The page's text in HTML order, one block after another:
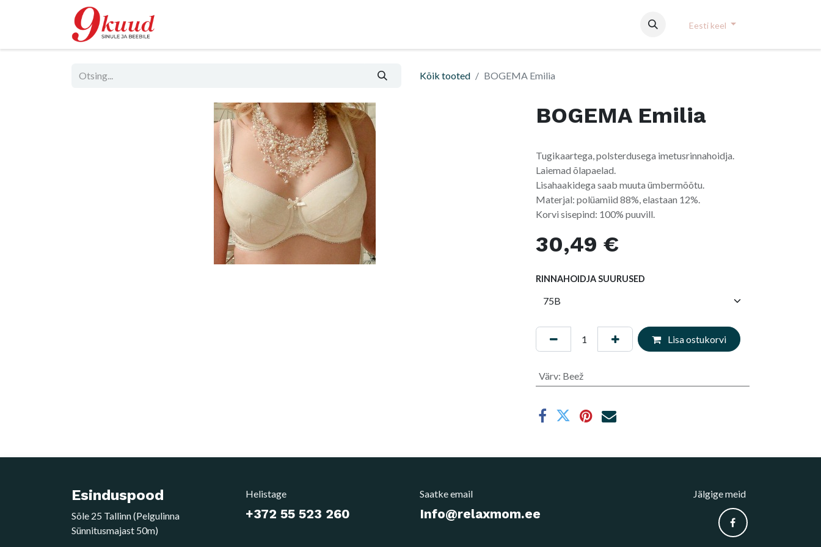
Eesti keel
Kõik tooted BOGEMA Emilia
BOGEMA Emilia
Tugikaartega, polsterdusega imetusrinnahoidja.
Laiemad õlapaelad.
Lisahaakidega saab muuta ümbermõõtu.
Materjal: polüamiid 88%, elastaan 12%.
Korvi sisepind: 100% puuvill.
30,49 €
RINNAHOIDJA SUURUSED
Lisa ostukorvi
Värv: Beež
Esinduspood
Sõle 25 Tallinn (Pelgulinna
Sünnitusmajast 50m)
Helistage
+372 55 523 260
Saatke email
Info@relaxmom.ee
Jälgige meid